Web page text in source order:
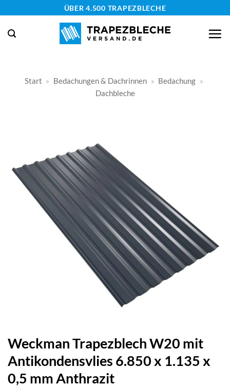
springen
ÜBER 4.500 TRAPEZBLECHE
Start » Bedachungen & Dachrinnen » Bedachung »
Dachbleche
Weckman Trapezblech W20 mit
Antikondensvlies 6.850 x 1.135 x
0,5 mm Anthrazit